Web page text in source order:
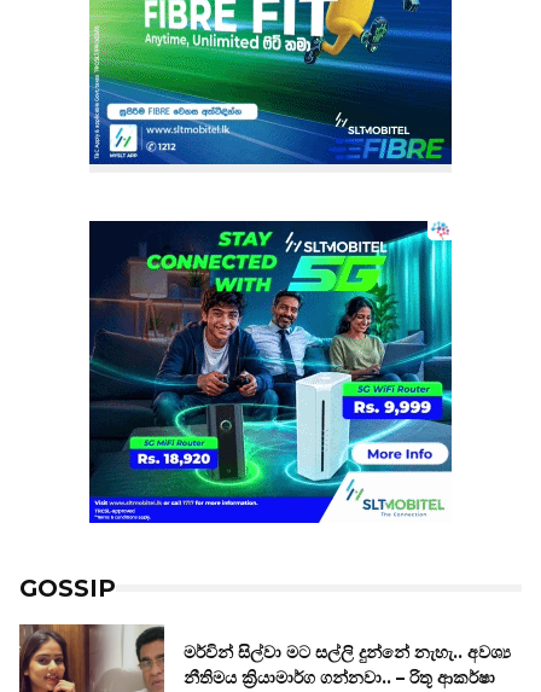
GOSSIP
මර්වින් සිල්වා මට සල්ලි දුන්නේ නැහැ.. අවශ්‍ය
නීතිමය ක්‍රියාමාර්ග ගන්නවා.. – රිතූ ආකර්ෂා